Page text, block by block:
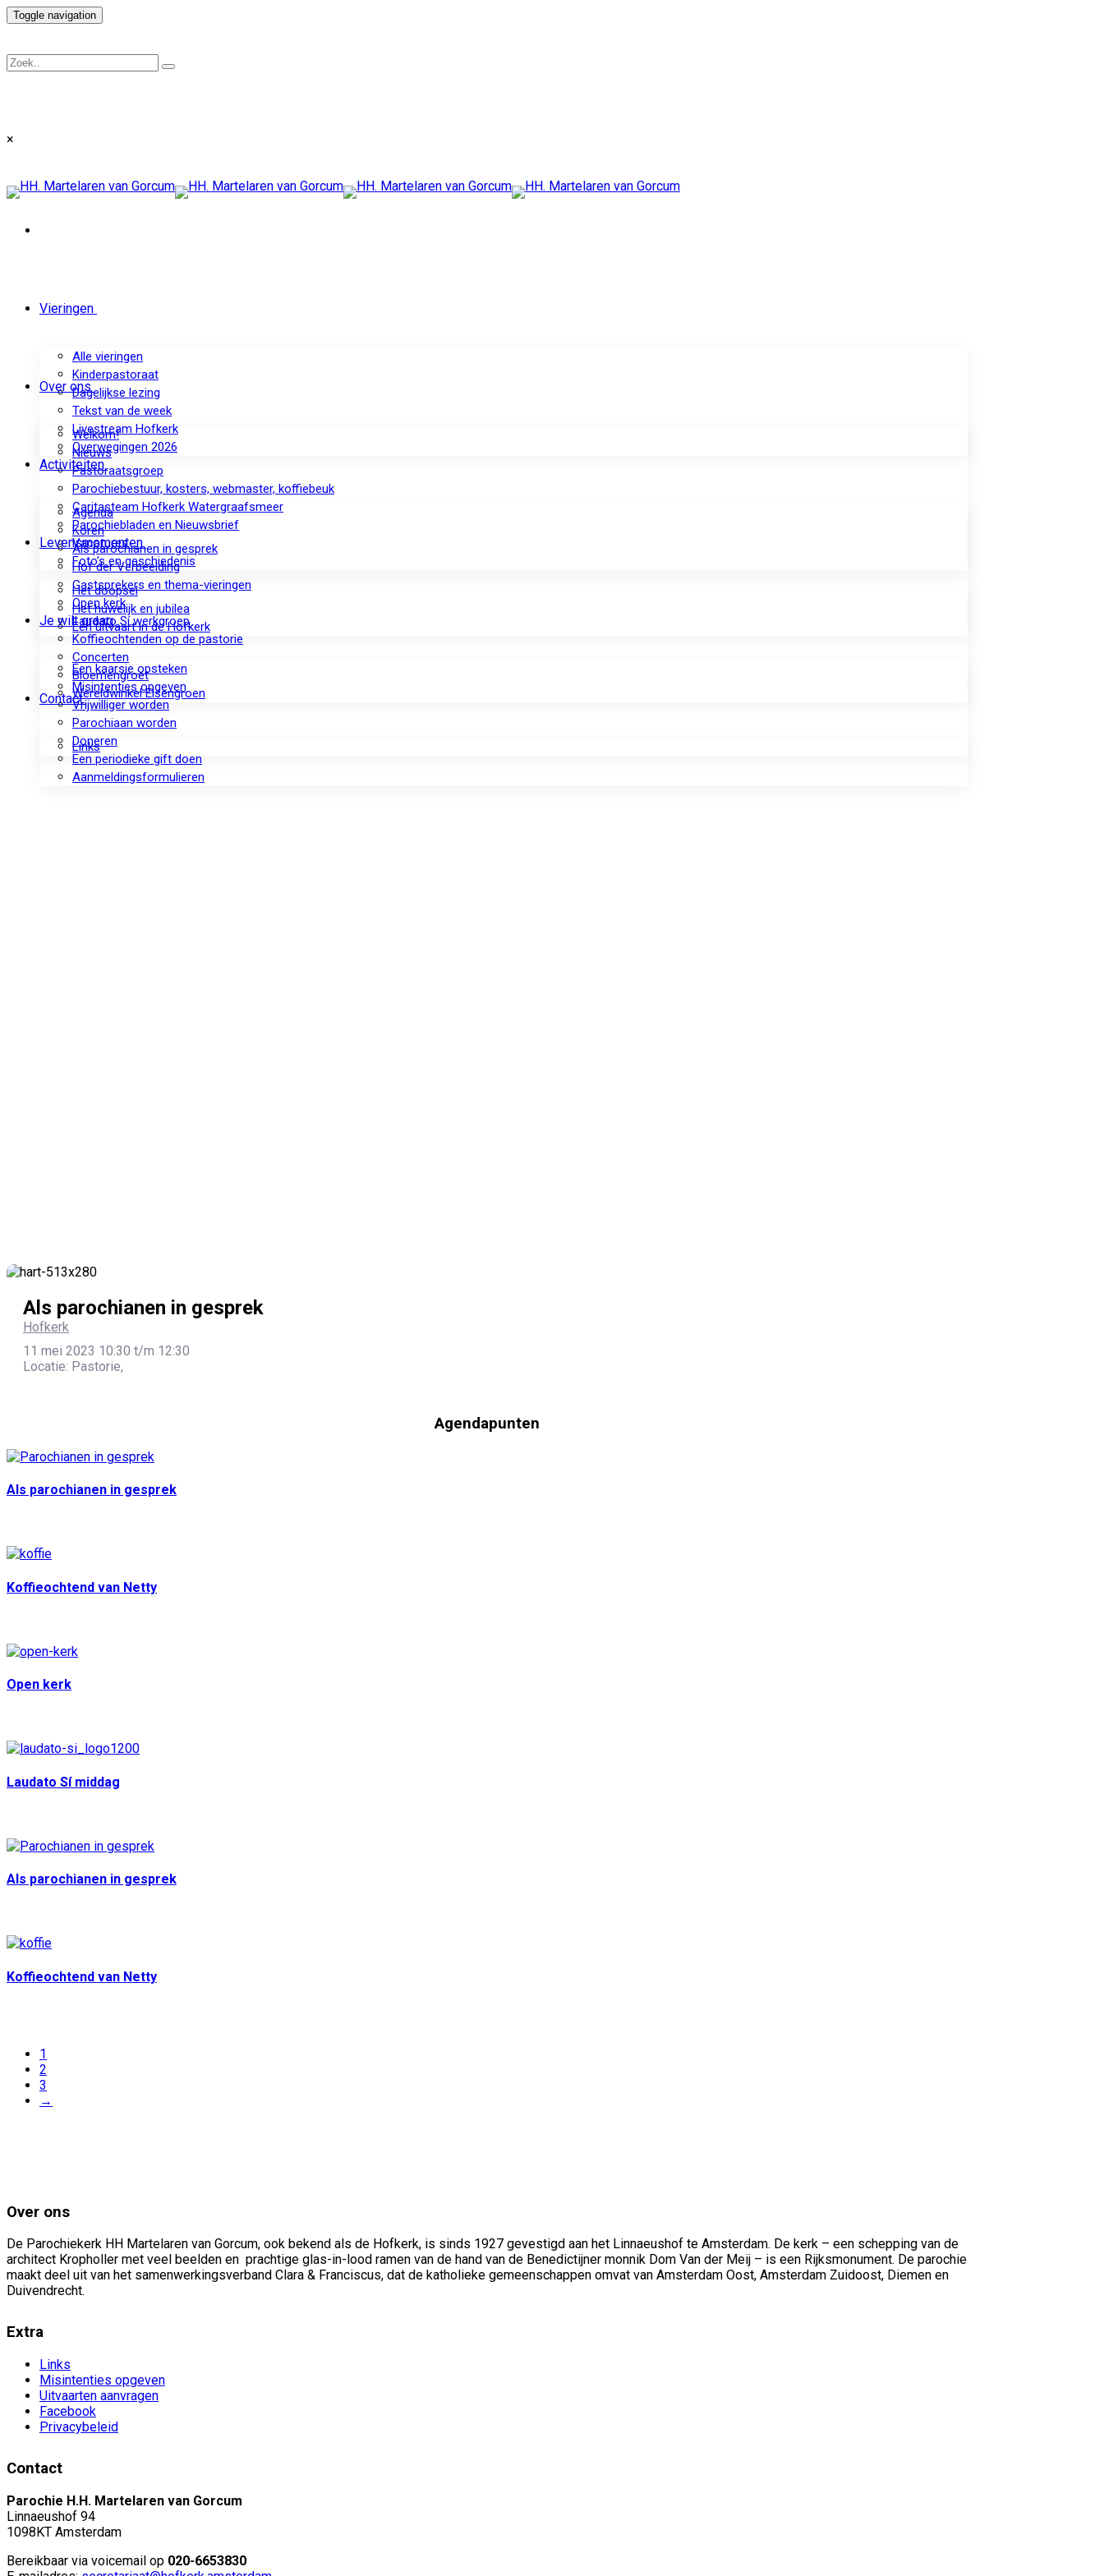
Toggle navigation
×
Vieringen
Alle vieringen
Kinderpastoraat
Dagelijkse lezing
Tekst van de week
Livestream Hofkerk
Overwegingen 2026
Over ons
Welkom!
Nieuws
Pastoraatsgroep
Parochiebestuur, kosters, webmaster, koffiebeuk
Caritasteam Hofkerk Watergraafsmeer
Parochiebladen en Nieuwsbrief
Vacatures
Foto’s en geschiedenis
Activiteiten
Agenda
Koren
Als parochianen in gesprek
Hof der Verbeelding
Gastsprekers en thema-vieringen
Open kerk
Laudato Sí werkgroep
Koffieochtenden op de pastorie
Concerten
Bloemengroet
Wereldwinkel Elsengroen
Levensmomenten
Het doopsel
Het huwelijk en jubilea
Een uitvaart in de Hofkerk
Je wilt graag
Een kaarsje opsteken
Misintenties opgeven
Vrijwilliger worden
Parochiaan worden
Doneren
Een periodieke gift doen
Aanmeldingsformulieren
Contact
Links
Als parochianen in gesprek
Hofkerk
11 mei 2023 10:30 t/m 12:30
Locatie: Pastorie,
Agendapunten
Als parochianen in gesprek
Koffieochtend van Netty
Open kerk
Laudato Sí middag
Als parochianen in gesprek
Koffieochtend van Netty
1
2
3
→
Over ons
De Parochiekerk HH Martelaren van Gorcum, ook bekend als de Hofkerk, is sinds 1927 gevestigd aan het Linnaeushof te Amsterdam. De kerk – een schepping van de
architect Kropholler met veel beelden en prachtige glas-in-lood ramen van de hand van de Benedictijner monnik Dom Van der Meij – is een Rijksmonument. De parochie
maakt deel uit van het samenwerkingsverband Clara & Franciscus, dat de katholieke gemeenschappen omvat van Amsterdam Oost, Amsterdam Zuidoost, Diemen en
Duivendrecht.
Extra
Links
Misintenties opgeven
Uitvaarten aanvragen
Facebook
Privacybeleid
Contact
Parochie H.H. Martelaren van Gorcum
Linnaeushof 94
1098KT Amsterdam
Bereikbaar via voicemail op 020-6653830